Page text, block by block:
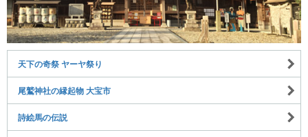
天下の奇祭 ヤーヤ祭り
尾鷲神社の縁起物 大宝市
詩絵馬の伝説